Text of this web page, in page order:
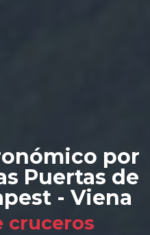
por
Puertas de
- Viena
cruceros